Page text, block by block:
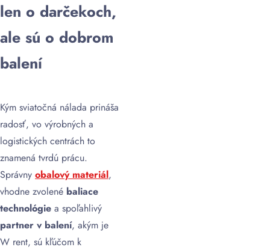
len o darčekoch,
ale sú o dobrom
balení
Kým sviatočná nálada prináša
radosť, vo výrobných a
logistických centrách to
znamená tvrdú prácu.
Správny obalový materiál,
vhodne zvolené baliace
technológie a spoľahlivý
partner v balení, akým je
W rent, sú kľúčom k